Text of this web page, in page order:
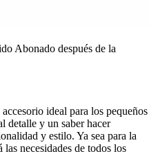
Abonado después de la
ideal para los pequeños
detalle y un saber hacer
y estilo. Ya sea para la
necesidades de todos los